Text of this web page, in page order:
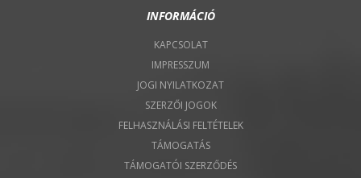
INFORMÁCIÓ
KAPCSOLAT
IMPRESSZUM
JOGI NYILATKOZAT
SZERZŐI JOGOK
FELHASZNÁLÁSI FELTÉTELEK
TÁMOGATÁS
TÁMOGATÓI SZERZŐDÉS